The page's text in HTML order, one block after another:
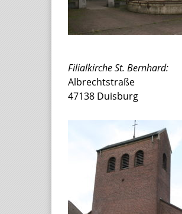
Filialkirche St. Bernhard:
Albrechtstraße
47138 Duisburg